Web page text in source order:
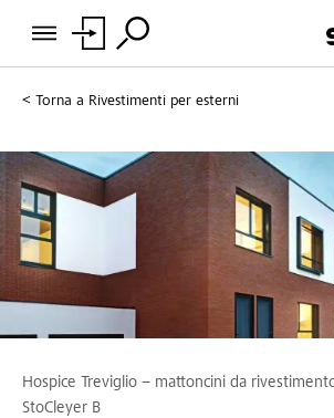
Torna a Rivestimenti per esterni
Hospice Treviglio – mattoncini da
StoCleyer B